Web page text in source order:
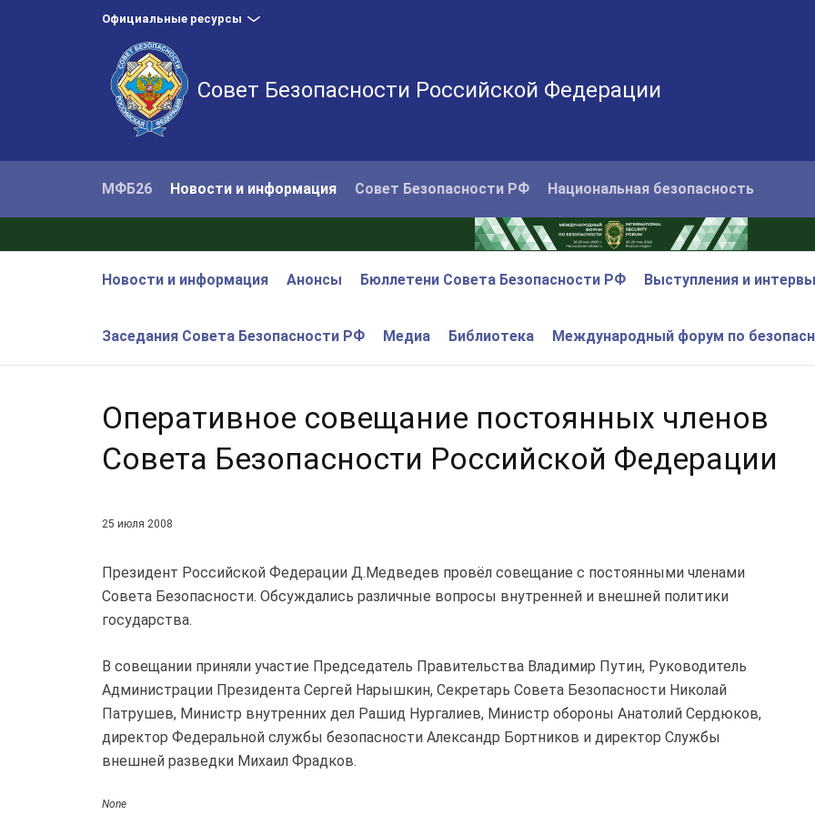
Официальные ресурсы
Совет Безопасности Российской Федерации
МФБ26 Новости и информация Совет Безопасности РФ Национальная безопасность
Новости и информация Анонсы Бюллетени Совета Безопасности РФ Выступления и
Заседания Совета Безопасности РФ Медиа Библиотека Международный форум по
Оперативное совещание постоянных членов
Совета Безопасности Российской Федерации
25 июля 2008
Президент Российской Федерации Д.Медведев провёл совещание с постоянными членами
Совета Безопасности. Обсуждались различные вопросы внутренней и внешней политики
государства.
В совещании приняли участие Председатель Правительства Владимир Путин, Руководитель
Администрации Президента Сергей Нарышкин, Секретарь Совета Безопасности Николай
Патрушев, Министр внутренних дел Рашид Нургалиев, Министр обороны Анатолий Сердюков,
директор Федеральной службы безопасности Александр Бортников и директор Службы
внешней разведки Михаил Фрадков.
None